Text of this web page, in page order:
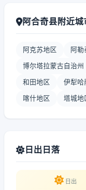
阿合奇县附近城
阿克苏地区 阿勒
博尔塔拉蒙古自治州
和田地区 伊犁哈
喀什地区 塔城地
日出日落
日出